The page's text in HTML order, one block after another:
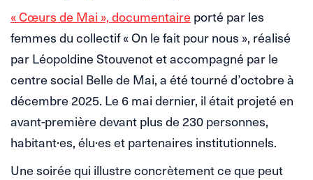
« Cœurs de Mai », documentaire porté par les
femmes du collectif « On le fait pour nous », réalisé
par Léopoldine Stouvenot et accompagné par le
centre social Belle de Mai, a été tourné d’octobre à
décembre 2025. Le 6 mai dernier, il était projeté en
avant-première devant plus de 230 personnes,
habitant·es, élu·es et partenaires institutionnels.
Une soirée qui illustre concrètement ce que peut